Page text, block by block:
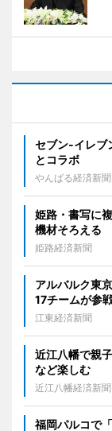
セブン‐イレブ
とコラボ
やんばる経済新聞
姫路・書写に
機材そろえる
姫路経済新聞
アルバルク東
17チームが参
江東経済新聞
近江八幡で親
など楽しむ
近江八幡経済新聞
福岡パルコで